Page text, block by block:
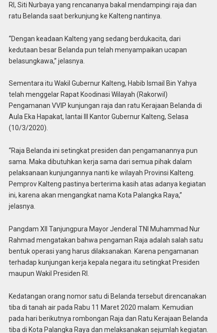
RI, Siti Nurbaya yang rencananya bakal mendampingi raja dan
ratu Belanda saat berkunjung ke Kalteng nantinya.
“Dengan keadaan Kalteng yang sedang berdukacita, dari
kedutaan besar Belanda pun telah menyampaikan ucapan
belasungkawa,” jelasnya.
Sementara itu Wakil Gubernur Kalteng, Habib Ismail Bin Yahya
telah menggelar Rapat Koodinasi Wilayah (Rakorwil)
Pengamanan VVIP kunjungan raja dan ratu Kerajaan Belanda di
Aula Eka Hapakat, lantai III Kantor Gubernur Kalteng, Selasa
(10/3/2020).
“Raja Belanda ini setingkat presiden dan pengamanannya pun
sama. Maka dibutuhkan kerja sama dari semua pihak dalam
pelaksanaan kunjungannya nanti ke wilayah Provinsi Kalteng.
Pemprov Kalteng pastinya berterima kasih atas adanya kegiatan
ini, karena akan mengangkat nama Kota Palangka Raya,”
jelasnya.
Pangdam XII Tanjungpura Mayor Jenderal TNI Muhammad Nur
Rahmad mengatakan bahwa pengaman Raja adalah salah satu
bentuk operasi yang harus dilaksanakan. Karena pengamanan
terhadap kunjungan kerja kepala negara itu setingkat Presiden
maupun Wakil Presiden RI.
Kedatangan orang nomor satu di Belanda tersebut direncanakan
tiba di tanah air pada Rabu 11 Maret 2020 malam. Kemudian
pada hari berikutnya rombongan Raja dan Ratu Kerajaan Belanda
tiba di Kota Palangka Raya dan melaksanakan sejumlah kegiatan.